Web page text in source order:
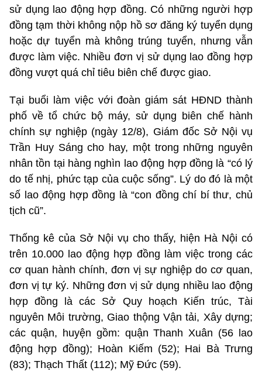
sử dụng lao động hợp đồng. Có những người hợp
đồng tạm thời không nộp hồ sơ đăng ký tuyển dụng
hoặc dự tuyển mà không trúng tuyển, nhưng vẫn
được làm việc. Nhiều đơn vị sử dụng lao đồng hợp
đồng vượt quá chỉ tiêu biên chế được giao.
Tại buổi làm việc với đoàn giám sát HĐND thành
phố về tổ chức bộ máy, sử dụng biên chế hành
chính sự nghiệp (ngày 12/8), Giám đốc Sở Nội vụ
Trần Huy Sáng cho hay, một trong những nguyên
nhân tồn tại hàng nghìn lao động hợp đồng là “có lý
do tế nhị, phức tạp của cuộc sống”. Lý do đó là một
số lao động hợp đồng là “con đồng chí bí thư, chủ
tịch cũ”.
Thống kê của Sở Nội vụ cho thấy, hiện Hà Nội có
trên 10.000 lao động hợp đồng làm việc trong các
cơ quan hành chính, đơn vị sự nghiệp do cơ quan,
đơn vị tự ký. Những đơn vị sử dụng nhiều lao động
hợp đồng là các Sở Quy hoạch Kiến trúc, Tài
nguyên Môi trường, Giao thộng Vận tải, Xây dựng;
các quận, huyện gồm: quận Thanh Xuân (56 lao
động hợp đồng); Hoàn Kiếm (52); Hai Bà Trưng
(83); Thạch Thất (112); Mỹ Đức (59).